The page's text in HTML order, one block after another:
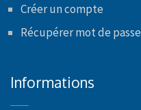
Créer un compte
Récupérer mot de passe
Informations